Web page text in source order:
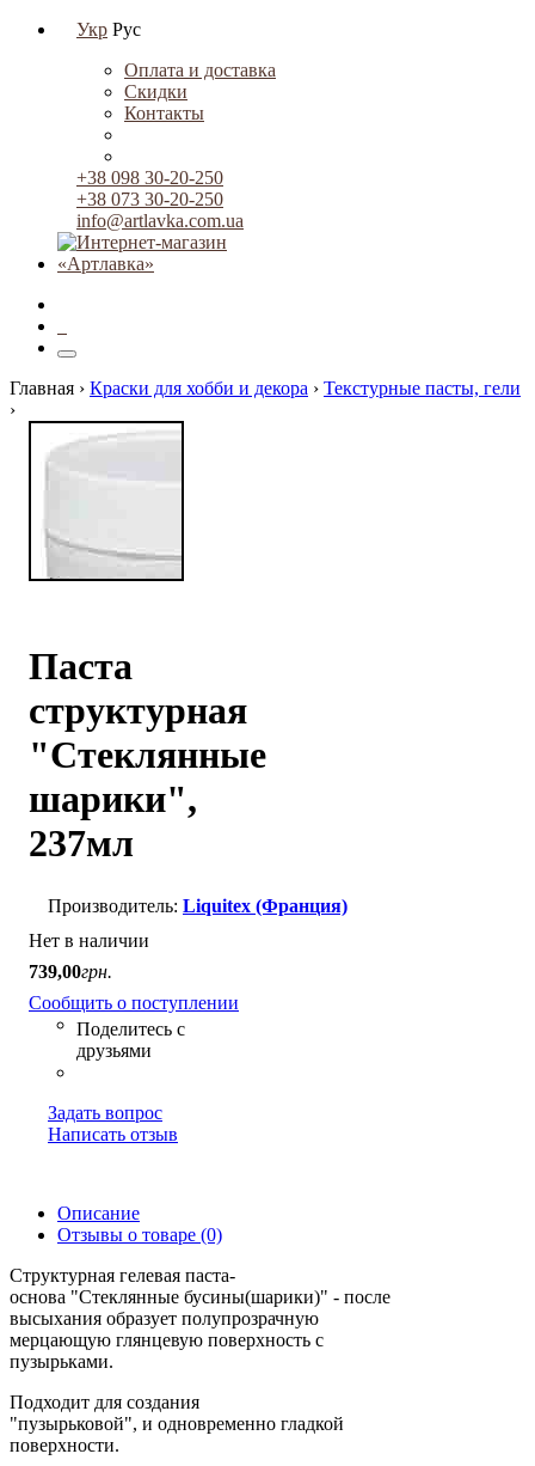
Укр Рус
Оплата и доставка
Скидки
Контакты
+38 098 30-20-250
+38 073 30-20-250
info@artlavka.com.ua
Главная › Краски для хобби и декора › Текстурные пасты, гели
›
Паста
структурная
"Стеклянные
шарики",
237мл
Liquitex (Франция)
Нет в наличии
739,00грн.
Сообщить о поступлении
Задать вопрос
Написать отзыв
Описание
Отзывы о товаре (0)
Структурная гелевая паста-
основа "Стеклянные бусины(шарики)" - после
высыхания образует полупрозрачную
мерцающую глянцевую поверхность с
пузырьками.
Подходит для создания
"пузырьковой", и одновременно гладкой
поверхности.